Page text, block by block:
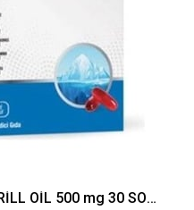
Orzax OCEAN KRİLL OİL 500 mg 30 SOFT KAPSÜL